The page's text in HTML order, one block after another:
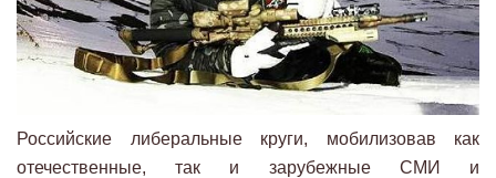
Российские либеральные круги, мобилизовав как
отечественные, так и зарубежные СМИ и